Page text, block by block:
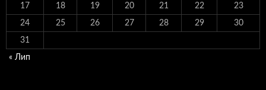
17 18 19 20 21 22 23
24 25 26 27 28 29 30
31
« Лип